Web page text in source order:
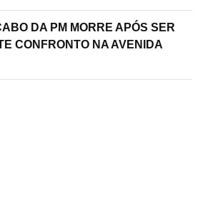
DA PM MORRE APÓS SER
CONFRONTO NA AVENIDA